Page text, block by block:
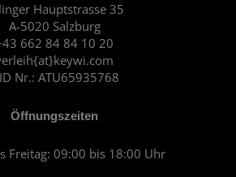
Hauptstrasse 35
A-5020 Salzburg
662 84 84 10 20
Nr.: ATU65935768
Öffnungszeiten
Freitag: 09:00 bis 18:00 Uhr